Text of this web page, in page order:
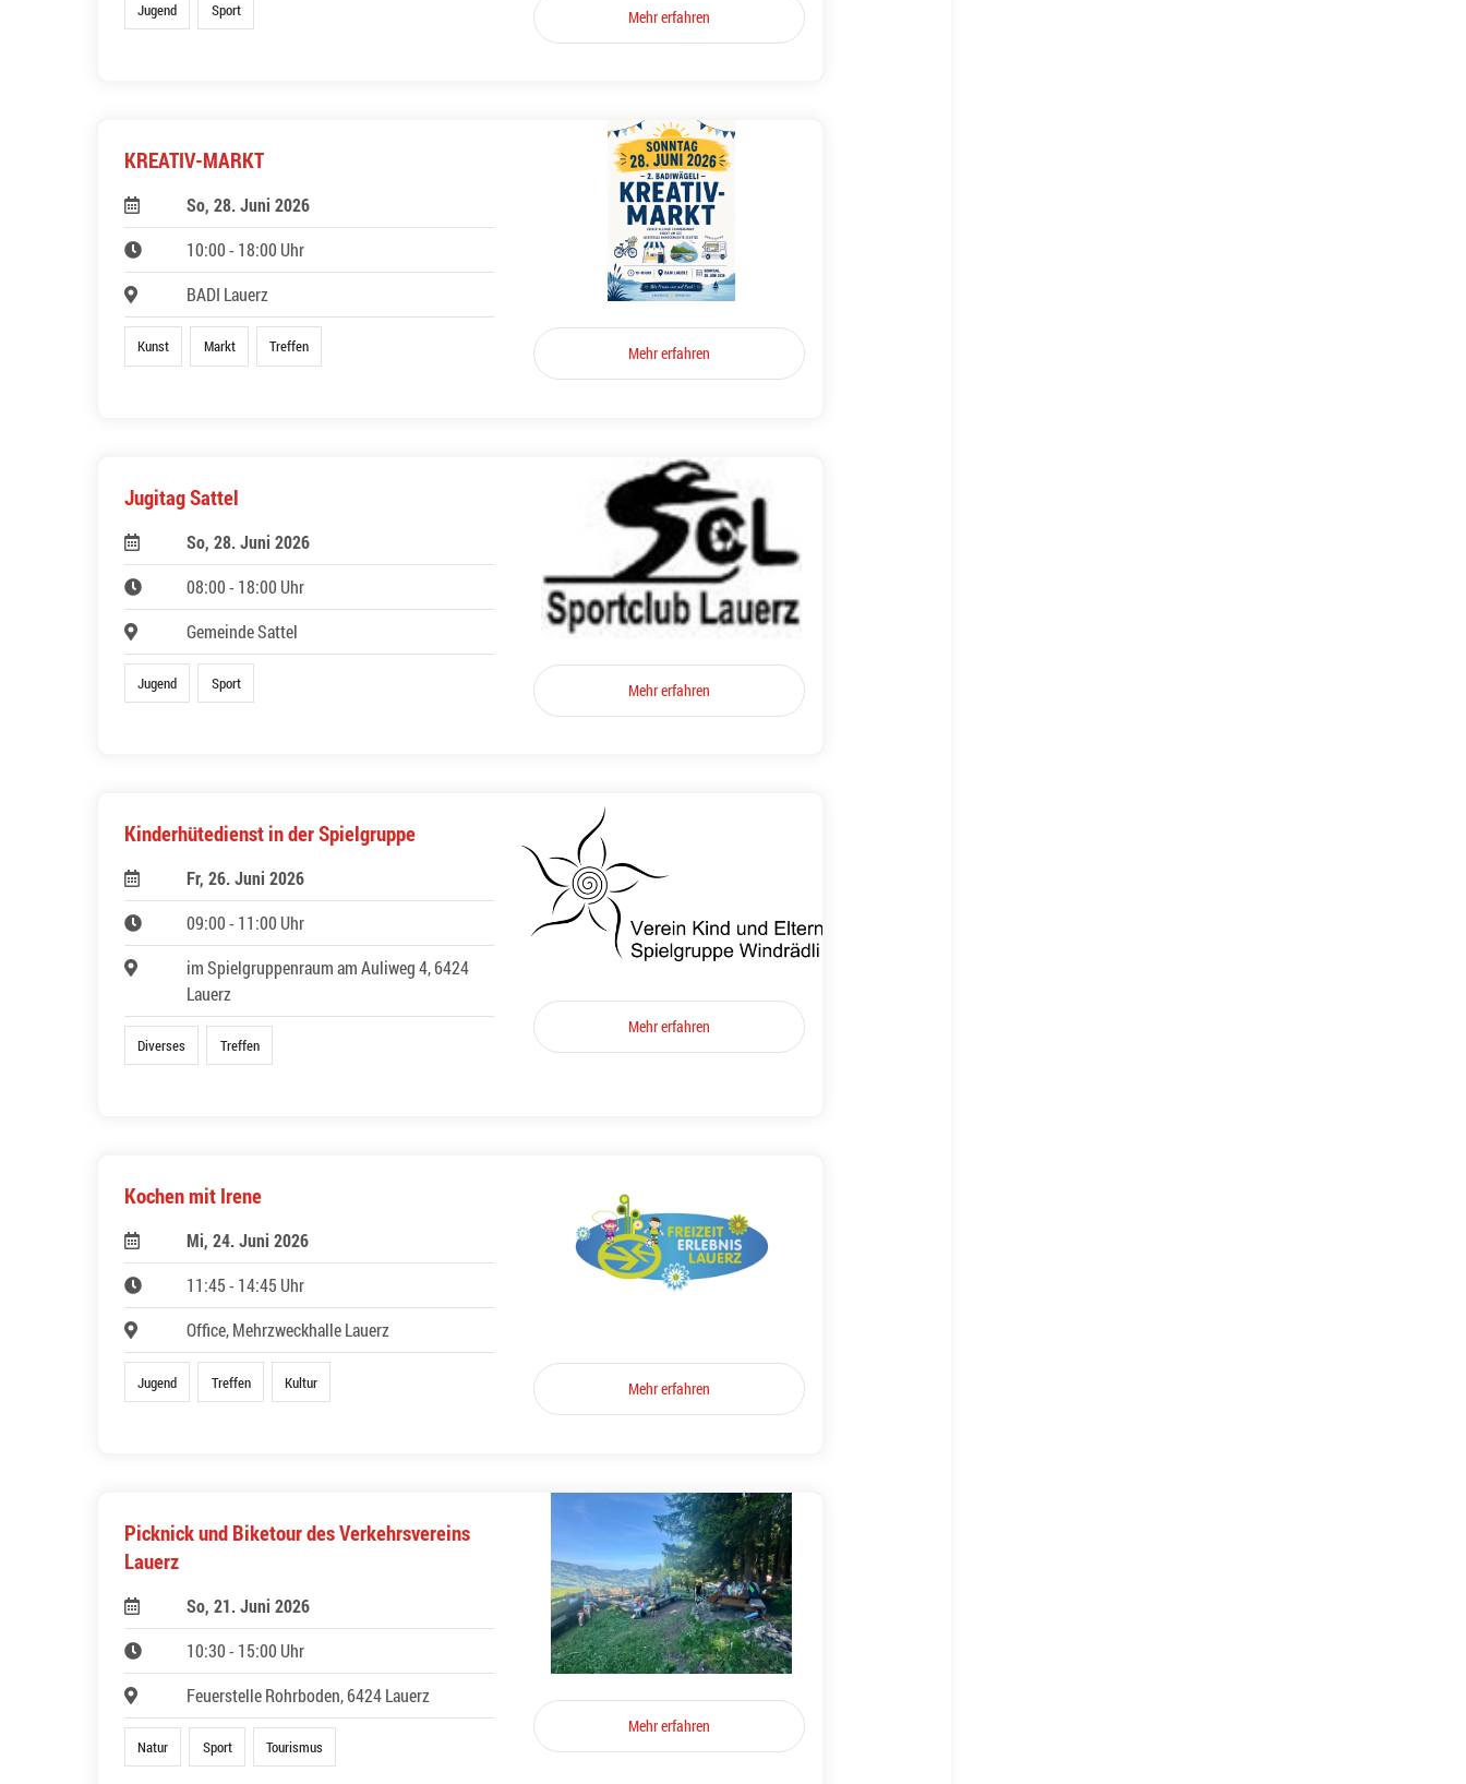
Jugend Sport Mehr erfahren
KREATIV-MARKT
So, 28. Juni 2026
10:00 - 18:00 Uhr
BADI Lauerz
Kunst Markt Treffen Mehr erfahren
Jugitag Sattel
So, 28. Juni 2026
08:00 - 18:00 Uhr
Gemeinde Sattel
Jugend Sport Mehr erfahren
Kinderhütedienst in der Spielgruppe
Fr, 26. Juni 2026
09:00 - 11:00 Uhr
im Spielgruppenraum am Auliweg 4, 6424
Lauerz
Diverses Treffen
Mehr erfahren
Kochen mit Irene
Mi, 24. Juni 2026
11:45 - 14:45 Uhr
Office, Mehrzweckhalle Lauerz
Jugend Treffen Kultur Mehr erfahren
Picknick und Biketour des Verkehrsvereins
Lauerz
So, 21. Juni 2026
10:30 - 15:00 Uhr
Feuerstelle Rohrboden, 6424 Lauerz
Natur Sport Tourismus
Mehr erfahren